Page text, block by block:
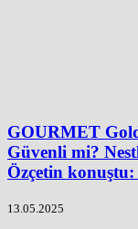
GOURMET
Güvenli mi?
Özçetin konuştu:
13.05.2025